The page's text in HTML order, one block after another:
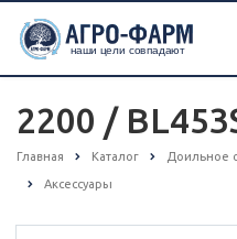
2200 /
Главная Каталог Доильное
Аксессуары